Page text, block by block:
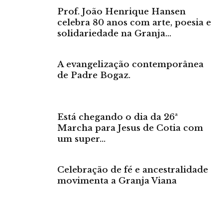
Prof. João Henrique Hansen
celebra 80 anos com arte, poesia e
solidariedade na Granja...
A evangelização contemporânea
de Padre Bogaz.
Está chegando o dia da 26ª
Marcha para Jesus de Cotia com
um super...
Celebração de fé e ancestralidade
movimenta a Granja Viana